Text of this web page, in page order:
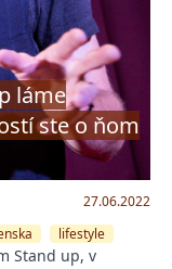
láme
ste o ňom
27.06.2022
lifestyle
Stand up, v